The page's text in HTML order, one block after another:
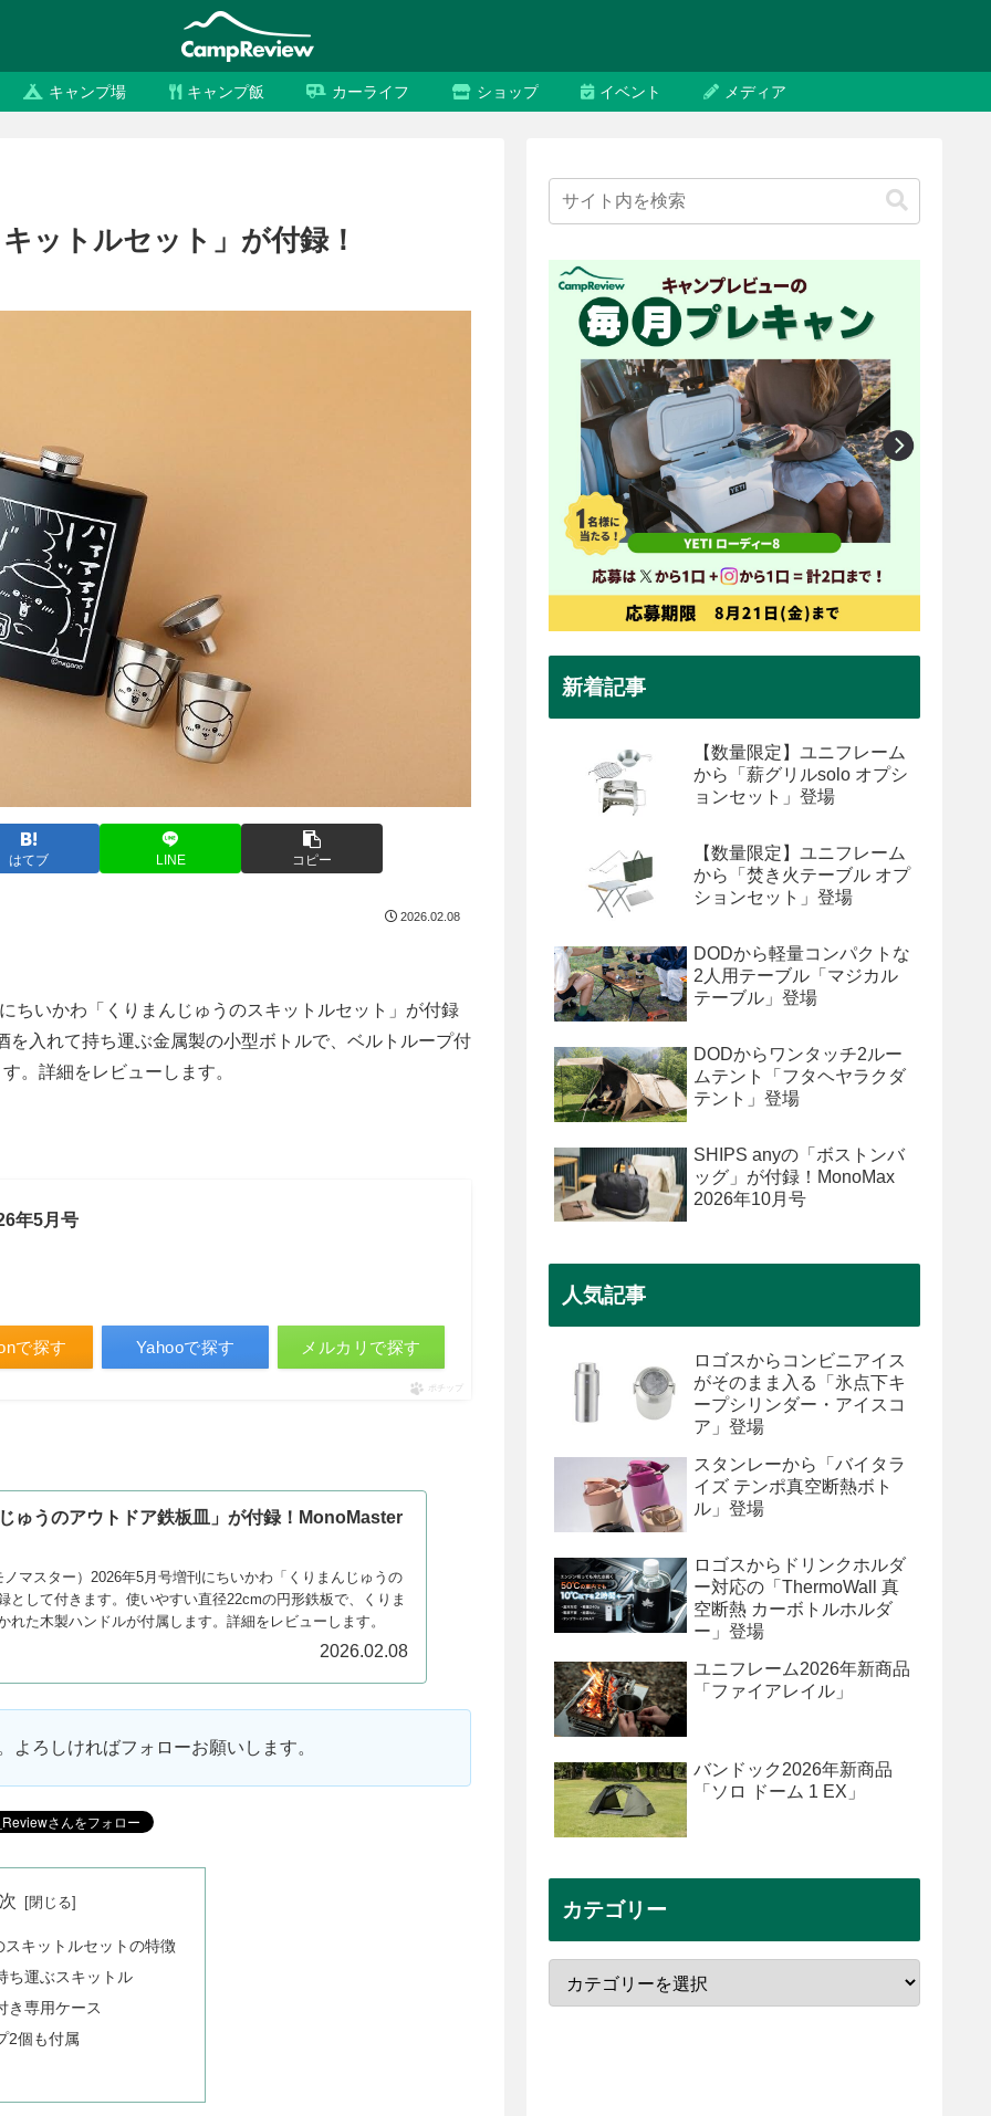
キャンプ場 キャンプ飯 カーライフ ショップ イベント メディア
ットルセット」が付録！
はてブ LINE コピー
2026.02.08
ちいかわ「くりまんじゅうのスキットルセット」が付録
入れて持ち運ぶ金属製の小型ボトルで、ベルトループ付
。詳細をレビューします。
年5月号
で探す Yahooで探す メルカリで探す
ポチップ
ゅうのアウトドア鉄板皿」が付録！MonoMaster
マスター）2026年5月号増刊にちいかわ「くりまんじゅうの
として付きます。使いやすい直径22cmの円形鉄板で、くりま
れた木製ハンドルが付属します。詳細をレビューします。
2026.02.08
ろしければフォローお願いします。
キットルセットの特徴
ち運ぶスキットル
き専用ケース
2個も付属
新着記事
【数量限定】ユニフレーム
から「薪グリルsolo オプシ
ョンセット」登場
【数量限定】ユニフレーム
から「焚き火テーブル オプ
ションセット」登場
DODから軽量コンパクトな
2人用テーブル「マジカル
テーブル」登場
DODからワンタッチ2ルー
ムテント「フタヘヤラクダ
テント」登場
SHIPS anyの「ボストンバ
ッグ」が付録！MonoMax
2026年10月号
人気記事
ロゴスからコンビニアイス
がそのまま入る「氷点下キ
ープシリンダー・アイスコ
ア」登場
スタンレーから「バイタラ
イズ テンポ真空断熱ボト
ル」登場
ロゴスからドリンクホルダ
ー対応の「ThermoWall 真
空断熱 カーボトルホルダ
ー」登場
ユニフレーム2026年新商品
「ファイアレイル」
バンドック2026年新商品
「ソロ ドーム 1 EX」
カテゴリー